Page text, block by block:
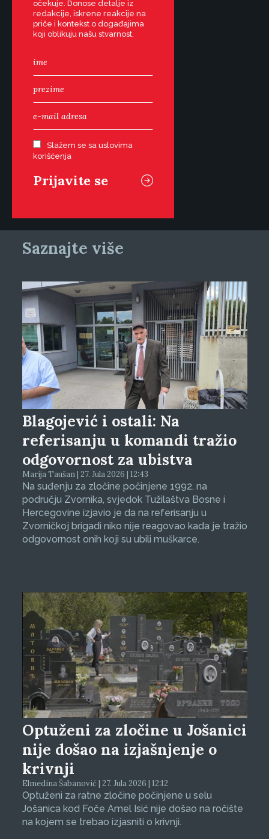
očekuje. Donose detalje iz
redakcije, iskrene reakcije na
priče i kontekst o događajima
koji oblikuju našu stvarnost.
Slažem se sa uslovima
korišćenja
Saznajte više
Blagojević i ostali: Na
referisanju u komandi tražio
odgovornost za ubistva
Marija Taušan | 27. Jula 2026 | 12:43
Na suđenju za zločine počinjene 1992. na
području Zvornika, svjedok Tužilaštva Bosne i
Hercegovine izjavio je da na referisanju u
Zvorničkoj brigadi niko nije reagovao kada je tražio
odgovornost onih koji su ubili muškarce.
Optuženi za zločine u Jošanici
nije došao na izjašnjenje o
krivnji
Elmedina Šabanović | 27. Jula 2026 | 12:12
Optuženi za ratne zločine počinjene u selu
Jošanica kod Foče Amel Isić nije došao na ročište
na kojem se trebao izjasniti o krivnji.